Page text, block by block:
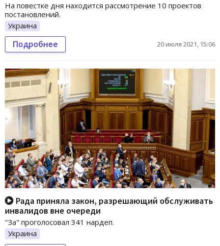
На повестке дня находится рассмотрение 10 проектов
постановлений.
Украина
Подробнее 20 июля 2021, 15:06
Рада приняла закон, разрешающий обслуживать
инвалидов вне очереди
"За" проголосовал 341 нардеп.
Украина